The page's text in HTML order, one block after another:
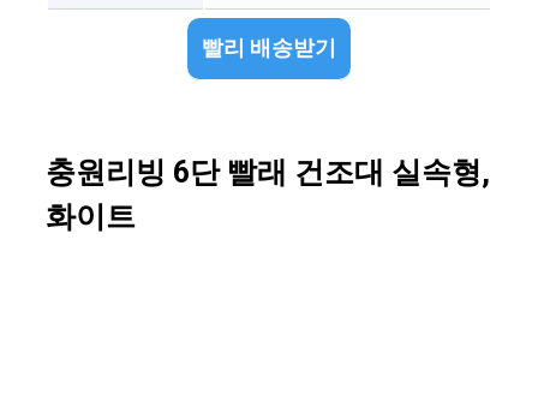
빨리 배송받기
충원리빙 6단 빨래 건조대 실속형,
화이트